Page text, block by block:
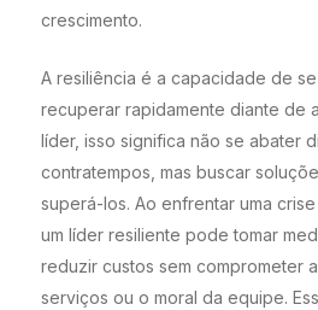
crescimento.
A resiliência é a capacidade de
recuperar rapidamente diante de
líder, isso significa não se abater
contratempos, mas buscar
superá-los. Ao enfrentar uma
um líder resiliente pode tomar
reduzir custos sem comprometer
serviços ou o moral da equipe.